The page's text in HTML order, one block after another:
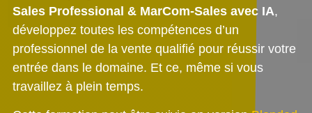
Sales Professional & MarCom-Sales avec IA,
développez toutes les compétences d’un
professionnel de la vente qualifié pour réussir votre
entrée dans le domaine. Et ce, même si vous
travaillez à plein temps.